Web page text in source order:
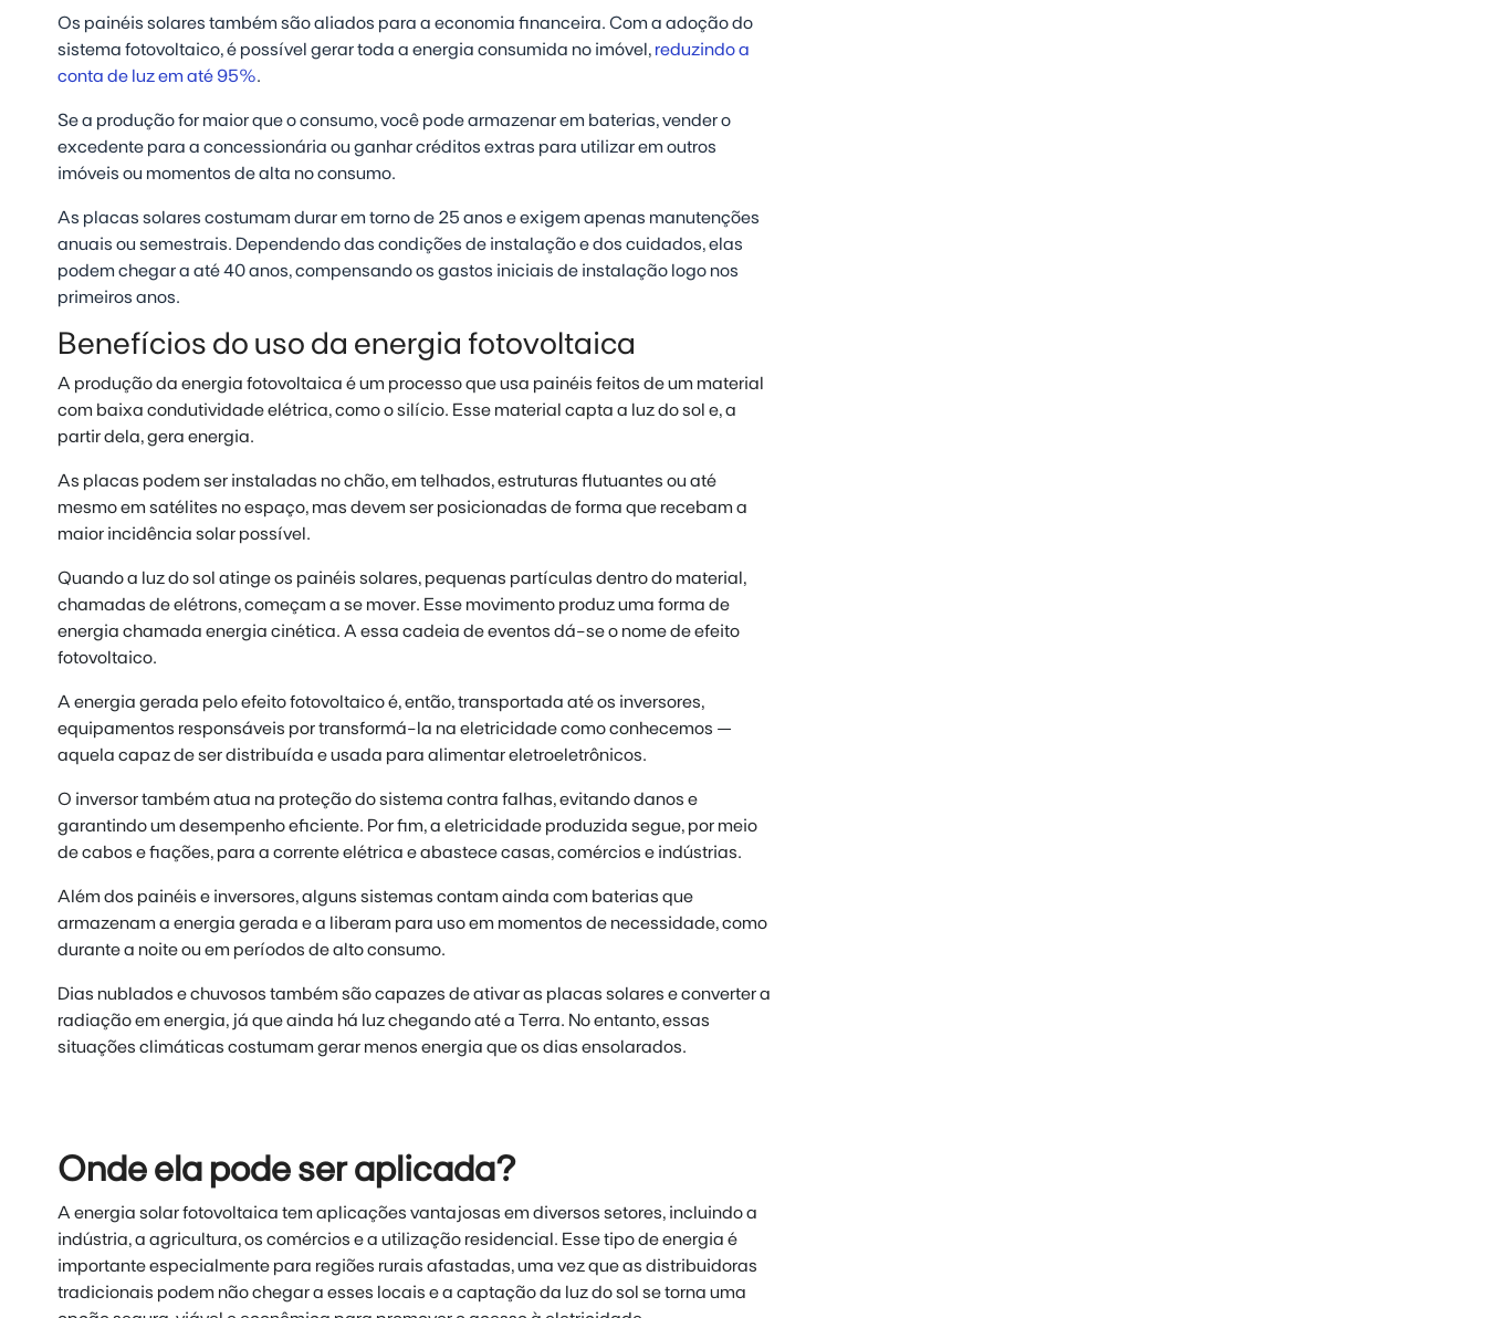
Os painéis solares também são aliados para a economia financeira. Com a adoção do
sistema fotovoltaico, é possível gerar toda a energia consumida no imóvel, reduzindo a
conta de luz em até 95%.
Se a produção for maior que o consumo, você pode armazenar em baterias, vender o
excedente para a concessionária ou ganhar créditos extras para utilizar em outros
imóveis ou momentos de alta no consumo.
As placas solares costumam durar em torno de 25 anos e exigem apenas manutenções
anuais ou semestrais. Dependendo das condições de instalação e dos cuidados, elas
podem chegar a até 40 anos, compensando os gastos iniciais de instalação logo nos
primeiros anos.
Benefícios do uso da energia fotovoltaica
A produção da energia fotovoltaica é um processo que usa painéis feitos de um material
com baixa condutividade elétrica, como o silício. Esse material capta a luz do sol e, a
partir dela, gera energia.
As placas podem ser instaladas no chão, em telhados, estruturas flutuantes ou até
mesmo em satélites no espaço, mas devem ser posicionadas de forma que recebam a
maior incidência solar possível.
Quando a luz do sol atinge os painéis solares, pequenas partículas dentro do material,
chamadas de elétrons, começam a se mover. Esse movimento produz uma forma de
energia chamada energia cinética. A essa cadeia de eventos dá-se o nome de efeito
fotovoltaico.
A energia gerada pelo efeito fotovoltaico é, então, transportada até os inversores,
equipamentos responsáveis por transformá-la na eletricidade como conhecemos —
aquela capaz de ser distribuída e usada para alimentar eletroeletrônicos.
O inversor também atua na proteção do sistema contra falhas, evitando danos e
garantindo um desempenho eficiente. Por fim, a eletricidade produzida segue, por meio
de cabos e fiações, para a corrente elétrica e abastece casas, comércios e indústrias.
Além dos painéis e inversores, alguns sistemas contam ainda com baterias que
armazenam a energia gerada e a liberam para uso em momentos de necessidade, como
durante a noite ou em períodos de alto consumo.
Dias nublados e chuvosos também são capazes de ativar as placas solares e converter a
radiação em energia, já que ainda há luz chegando até a Terra. No entanto, essas
situações climáticas costumam gerar menos energia que os dias ensolarados.
Onde ela pode ser aplicada?
A energia solar fotovoltaica tem aplicações vantajosas em diversos setores, incluindo a
indústria, a agricultura, os comércios e a utilização residencial. Esse tipo de energia é
importante especialmente para regiões rurais afastadas, uma vez que as distribuidoras
tradicionais podem não chegar a esses locais e a captação da luz do sol se torna uma